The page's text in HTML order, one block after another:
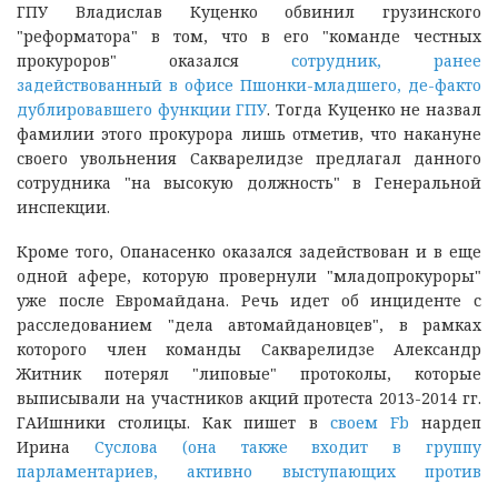
ГПУ Владислав Куценко обвинил грузинского
"реформатора" в том, что в его "команде честных
прокуроров" оказался сотрудник, ранее
задействованный в офисе Пшонки-младшего, де-факто
дублировавшего функции ГПУ. Тогда Куценко не назвал
фамилии этого прокурора лишь отметив, что накануне
своего увольнения Сакварелидзе предлагал данного
сотрудника "на высокую должность" в Генеральной
инспекции.
Кроме того, Опанасенко оказался задействован и в еще
одной афере, которую провернули "младопрокуроры"
уже после Евромайдана. Речь идет об инциденте с
расследованием "дела автомайдановцев", в рамках
которого член команды Сакварелидзе Александр
Житник потерял "липовые" протоколы, которые
выписывали на участников акций протеста 2013-2014 гг.
ГАИшники столицы. Как пишет в своем Fb нардеп
Ирина Суслова (она также входит в группу
парламентариев, активно выступающих против